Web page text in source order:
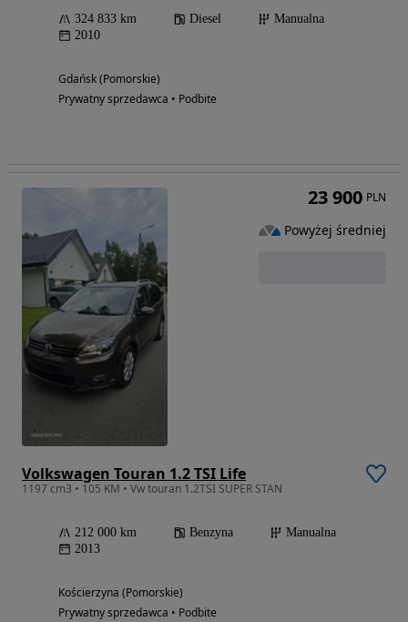
324 833 km Diesel
Manualna
2010
Gdańsk (Pomorskie)
Prywatny sprzedawca • Podbite
Volkswagen Touran 1.2 TSI Life
1197 cm3 • 105 KM • Vw touran 1.2TSI SUPER STAN
212 000 km Benzyna
Manualna
2013
Kościerzyna (Pomorskie)
Prywatny sprzedawca • Podbite
23 900 PLN
Powyżej średniej